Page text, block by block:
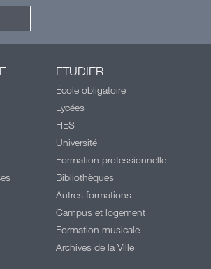
ETUDIER
École obligatoire
Lycées
HES
Université
Formation professionnelle
Bibliothèques
Autres formations
Campus et logement
Formation musicale
Archives de la Ville